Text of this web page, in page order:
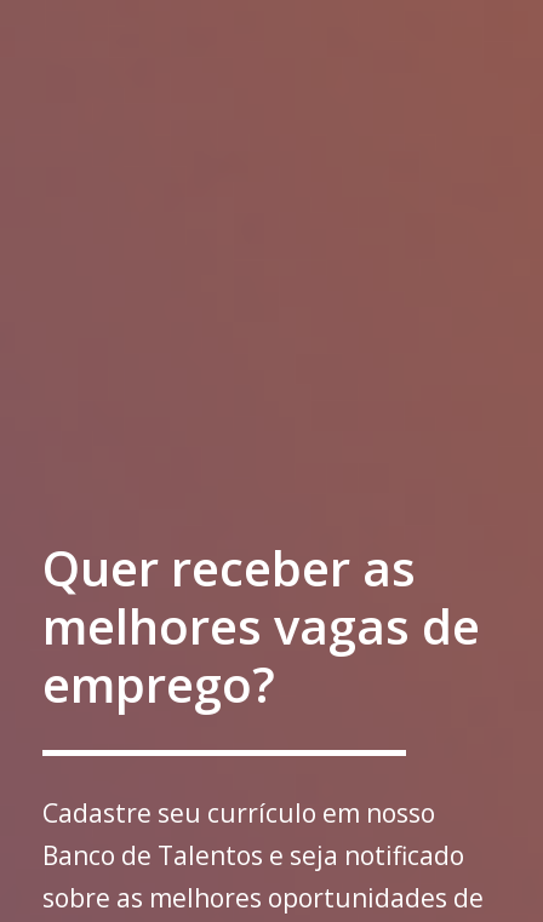
Quer receber as
melhores vagas de
emprego?
Cadastre seu currículo em nosso
Banco de Talentos e seja notificado
sobre as melhores oportunidades de